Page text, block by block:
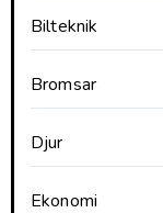
Bilteknik
Bromsar
Djur
Ekonomi